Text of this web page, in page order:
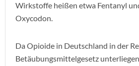
Wirkstoffe heißen etwa Fentanyl
Oxycodon.
Da Opioide in Deutschland in der
Betäubungsmittelgesetz